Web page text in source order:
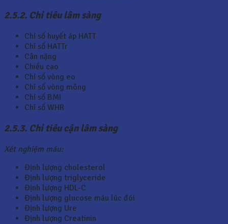
2.5.2. Chỉ tiêu lâm sàng
Chỉ số huyết áp HATT
Chỉ số HATTr
Cân nặng
Chiều cao
Chỉ số vòng eo
Chỉ số vòng mông
Chỉ số BMI
Chỉ số WHR
2.5.3. Chỉ tiêu cận lâm sàng
Xét nghiệm máu:
Định lượng cholesterol
Định lượng triglyceride
Định lượng HDL-C
Định lượng glucose máu lúc đói
Định lượng Ure
Định lượng Creatinin